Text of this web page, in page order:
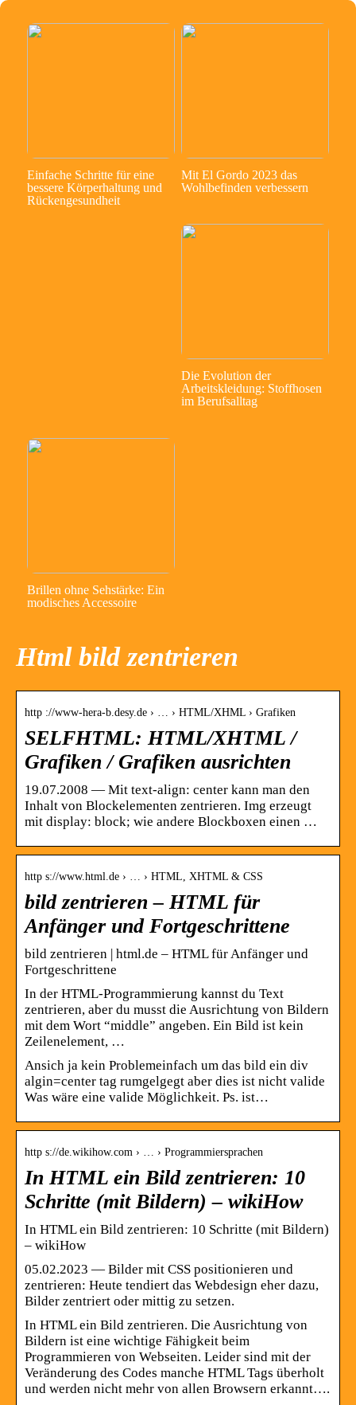
Einfache Schritte für eine
bessere Körperhaltung und
Rückengesundheit
Mit El Gordo 2023 das
Wohlbefinden verbessern
Die Evolution der
Arbeitskleidung: Stoffhosen
im Berufsalltag
Brillen ohne Sehstärke: Ein
modisches Accessoire
Html bild zentrieren
http ://www-hera-b.desy.de › … › HTML/XHML › Grafiken
SELFHTML: HTML/XHTML /
Grafiken / Grafiken ausrichten
19.07.2008 — Mit text-align: center kann man den
Inhalt von Blockelementen zentrieren. Img erzeugt
mit display: block; wie andere Blockboxen einen …
http s://www.html.de › … › HTML, XHTML & CSS
bild zentrieren – HTML für
Anfänger und Fortgeschrittene
bild zentrieren | html.de – HTML für Anfänger und
Fortgeschrittene
In der HTML-Programmierung kannst du Text
zentrieren, aber du musst die Ausrichtung von Bildern
mit dem Wort “middle” angeben. Ein Bild ist kein
Zeilenelement, …
Ansich ja kein Problemeinfach um das bild ein div
algin=center tag rumgelgegt aber dies ist nicht valide
Was wäre eine valide Möglichkeit. Ps. ist…
http s://de.wikihow.com › … › Programmiersprachen
In HTML ein Bild zentrieren: 10
Schritte (mit Bildern) – wikiHow
In HTML ein Bild zentrieren: 10 Schritte (mit Bildern)
– wikiHow
05.02.2023 — Bilder mit CSS positionieren und
zentrieren: Heute tendiert das Webdesign eher dazu,
Bilder zentriert oder mittig zu setzen.
In HTML ein Bild zentrieren. Die Ausrichtung von
Bildern ist eine wichtige Fähigkeit beim
Programmieren von Webseiten. Leider sind mit der
Veränderung des Codes manche HTML Tags überholt
und werden nicht mehr von allen Browsern erkannt….